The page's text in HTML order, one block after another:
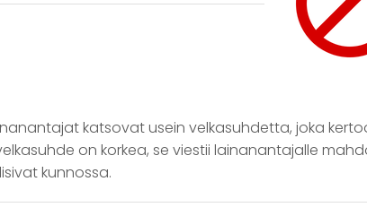
katsovat usein velkasuhdetta, joka
on korkea, se viestii lainanantajalle
kunnossa.